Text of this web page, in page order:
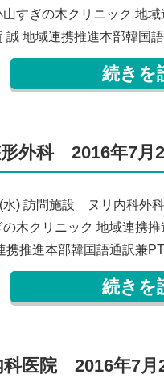
すぎの木クリニック 地域
地域連携推進本部韓国
続きを
外科 2016年7月
水) 訪問施設 ヌリ内科外
の木クリニック 地域連携
携推進本部韓国語通訳兼
続きを
医院 2016年7月